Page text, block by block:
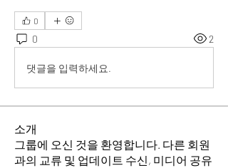
0
0 2
댓글을 입력하세요.
소개
그룹에 오신 것을 환영합니다. 다른 회원
과의 교류 및 업데이트 수신, 미디어 공유